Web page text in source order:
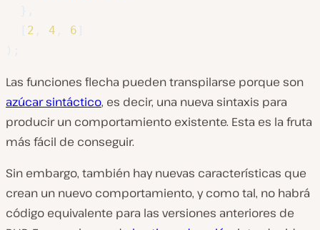
2 4 6
Las funciones flecha pueden transpilarse porque son
azúcar sintáctico, es decir, una nueva sintaxis para
producir un comportamiento existente. Esta es la fruta
más fácil de conseguir.
Sin embargo, también hay nuevas características que
crean un nuevo comportamiento, y como tal, no habrá
código equivalente para las versiones anteriores de